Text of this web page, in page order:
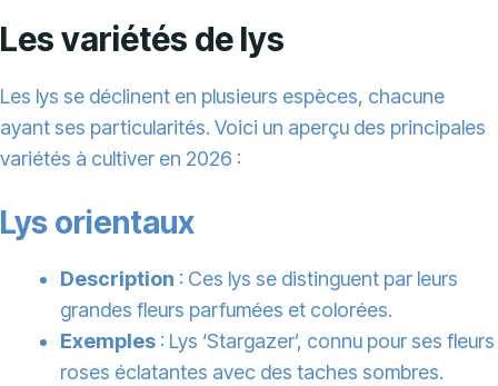
Les variétés de lys
Les lys se déclinent en plusieurs espèces, chacune
ayant ses particularités. Voici un aperçu des principales
variétés à cultiver en 2026 :
Lys orientaux
Description : Ces lys se distinguent par leurs
grandes fleurs parfumées et colorées.
Exemples : Lys ‘Stargazer’, connu pour ses fleurs
roses éclatantes avec des taches sombres.